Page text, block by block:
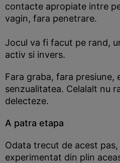
contacte apropiate intre
vagin, fara penetrare.
Jocul va fi facut pe rand,
activ si invers.
Fara graba, fara presiune,
senzualitatea. Celalalt nu
delecteze.
A patra etapa
Odata trecut de acest
experimentat din plin